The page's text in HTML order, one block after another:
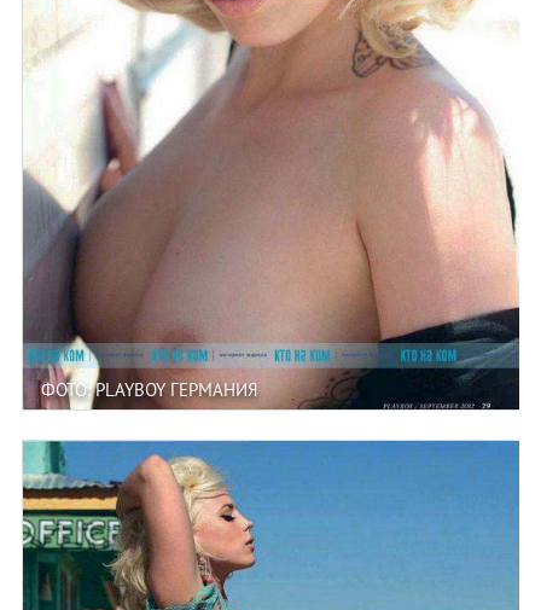
ФОТО: PLAYBOY ГЕРМАНИЯ